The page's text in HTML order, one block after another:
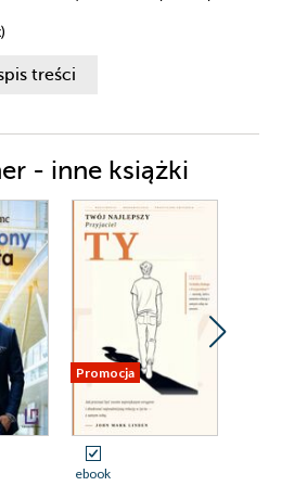
Jana Chrzciciela (Бигорски манастир
treści
- inne książki
Promocja
ebook